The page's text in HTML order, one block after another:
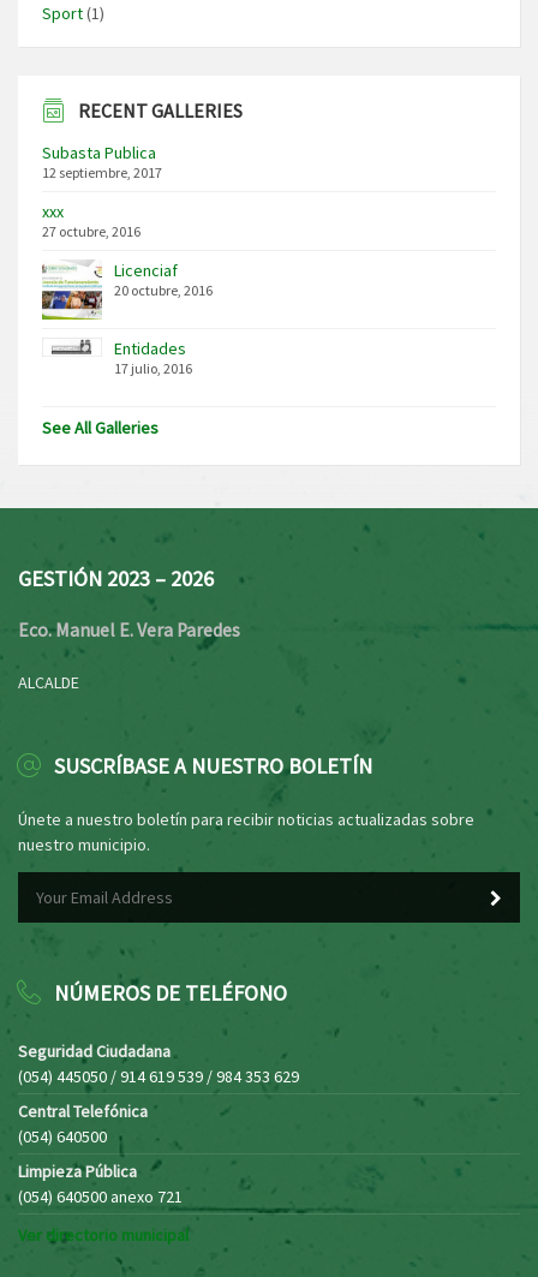
Sport(1)
RECENT GALLERIES
Subasta Publica
12 septiembre, 2017
xxx
27 octubre, 2016
Licenciaf
20 octubre, 2016
Entidades
17 julio, 2016
See All Galleries
GESTIÓN 2023 – 2026
Eco. Manuel E. Vera Paredes
ALCALDE
SUSCRÍBASE A NUESTRO BOLETÍN
Únete a nuestro boletín para recibir noticias actualizadas sobre
nuestro municipio.
NÚMEROS DE TELÉFONO
Seguridad Ciudadana
(054) 445050 / 914 619 539 / 984 353 629
Central Telefónica
(054) 640500
Limpieza Pública
(054) 640500 anexo 721
Ver directorio municipal